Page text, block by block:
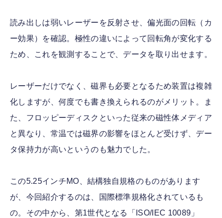
読み出しは弱いレーザーを反射させ、偏光面の回転（カ
ー効果）を確認。極性の違いによって回転角が変化する
ため、これを観測することで、データを取り出せます。
レーザーだけでなく、磁界も必要となるため装置は複雑
化しますが、何度でも書き換えられるのがメリット。ま
た、フロッピーディスクといった従来の磁性体メディア
と異なり、常温では磁界の影響をほとんど受けず、デー
タ保持力が高いというのも魅力でした。
この5.25インチMO、結構独自規格のものがあります
が、今回紹介するのは、国際標準規格化されているも
の。その中から、第1世代となる「ISO/IEC 10089」